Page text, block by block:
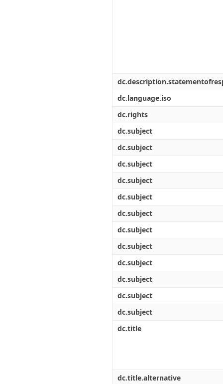
dc.language.iso
dc.rights
dc.subject
dc.subject
dc.subject
dc.subject
dc.subject
dc.subject
dc.subject
dc.subject
dc.subject
dc.subject
dc.subject
dc.subject
dc.title
dc.title.alternative